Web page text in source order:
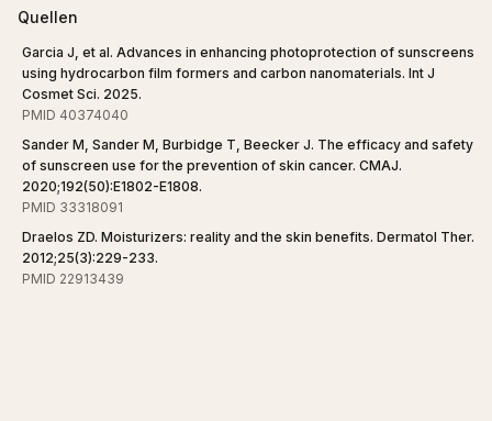
Quellen
Garcia J, et al. Advances in enhancing photoprotection of sunscreens
using hydrocarbon film formers and carbon nanomaterials. Int J
Cosmet Sci. 2025.
PMID 40374040
Sander M, Sander M, Burbidge T, Beecker J. The efficacy and safety
of sunscreen use for the prevention of skin cancer. CMAJ.
2020;192(50):E1802-E1808.
PMID 33318091
Draelos ZD. Moisturizers: reality and the skin benefits. Dermatol Ther.
2012;25(3):229-233.
PMID 22913439